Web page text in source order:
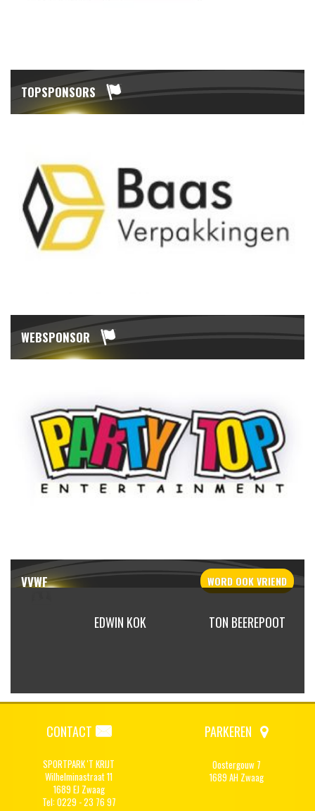
TOPSPONSORS
WEBSPONSOR
VVWF WORD OOKVRIEND
EDWIN KOK TON BEEREPOOT
CONTACT
SPORTPARK 'T KRIJT
Wilhelminastraat 11
1689 EJ Zwaag
Tel: 0229 - 23 76 97
PARKEREN
Oostergouw 7
1689 AH Zwaag